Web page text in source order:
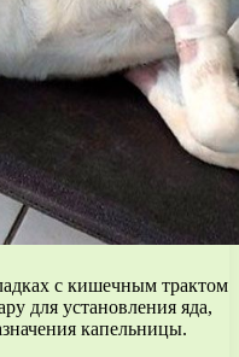
с кишечным трактом
для установления яда,
капельницы.